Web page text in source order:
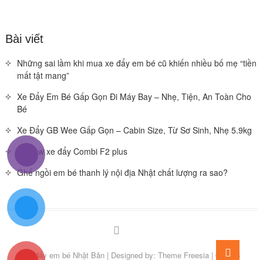
Bài viết
Những sai lầm khi mua xe đẩy em bé cũ khiến nhiều bố mẹ “tiền
mất tật mang”
Xe Đẩy Em Bé Gấp Gọn Đi Máy Bay – Nhẹ, Tiện, An Toàn Cho
Bé
Xe Đẩy GB Wee Gấp Gọn – Cabin Size, Từ Sơ Sinh, Nhẹ 5.9kg
Review xe đẩy Combi F2 plus
Ghế ngồi em bé thanh lý nội địa Nhật chất lượng ra sao?
Xe đẩy em bé Nhật Bản| Designed by: Theme Freesia| © 2026
Go